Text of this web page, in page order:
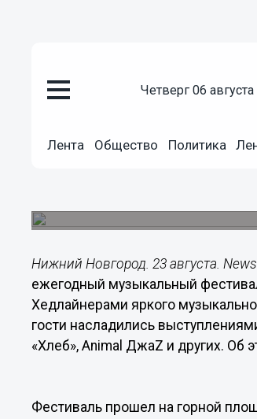
четверг 06
Лента Общество Политика
Нижний Новгород. 23 августа.
ежегодный музыкальный
Хедлайнерами яркого
гости насладились
«Хлеб», Animal ДжаZ и других.
Фестиваль прошел на горной